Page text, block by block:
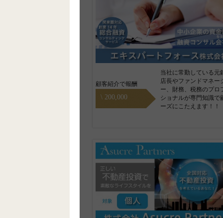
当社に常勤している元
店長やファンドマネー
ー、財務、税務のプロ
ショナルが専門知識で
ーズにこたえます！！
\ 200,000
顧客紹介で報酬